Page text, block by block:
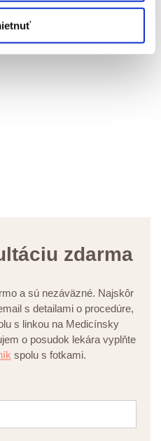
zdarma
a sú nezáväzné. Najskôr
s detailami o procedúre,
s linkou na Medicínsky
o posudok lekára vyplňte
spolu s fotkami.